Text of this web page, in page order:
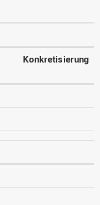
Konkretisierung